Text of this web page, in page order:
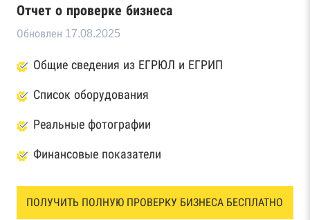
Отчет о проверке бизнеса
Обновлен 17.08.2025
Общие сведения из ЕГРЮЛ и ЕГРИП
Список оборудования
Реальные фотографии
Финансовые показатели
ПОЛУЧИТЬ ПОЛНУЮ ПРОВЕРКУ БИЗНЕСА БЕСПЛАТНО